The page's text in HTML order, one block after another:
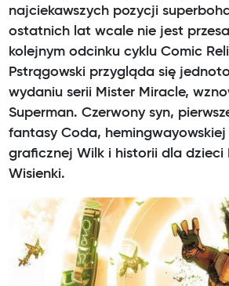
najciekawszych pozycji
ostatnich lat wcale nie jest
kolejnym odcinku cyklu Comic
Pstrągowski przygląda się
wydaniu serii Mister Miracle,
Superman. Czerwony syn,
fantasy Coda,
graficznej Wilk i historii dla dzieci
Wisienki.